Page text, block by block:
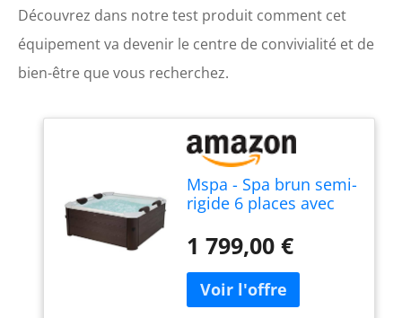
Découvrez dans notre test produit comment cet
équipement va devenir le centre de convivialité et de
bien-être que vous recherchez.
Mspa - Spa brun semi-
rigide 6 places avec
L160 x L160 x H65 cm
- MAKEMO de MSPA
1 799,00 €